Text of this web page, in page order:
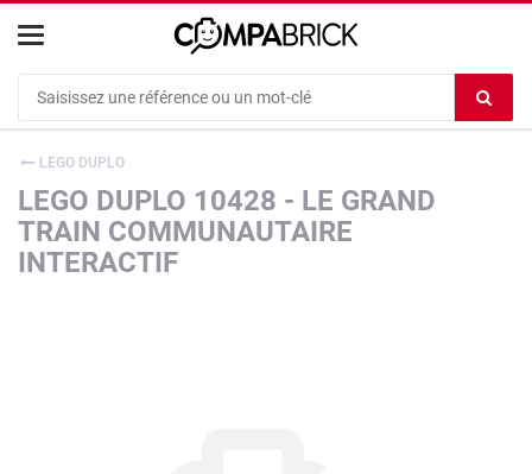
le
LEGO DUPLO
LEGO DUPLO 10428 - LE GRAND
TRAIN COMMUNAUTAIRE
INTERACTIF
Cookies management panel